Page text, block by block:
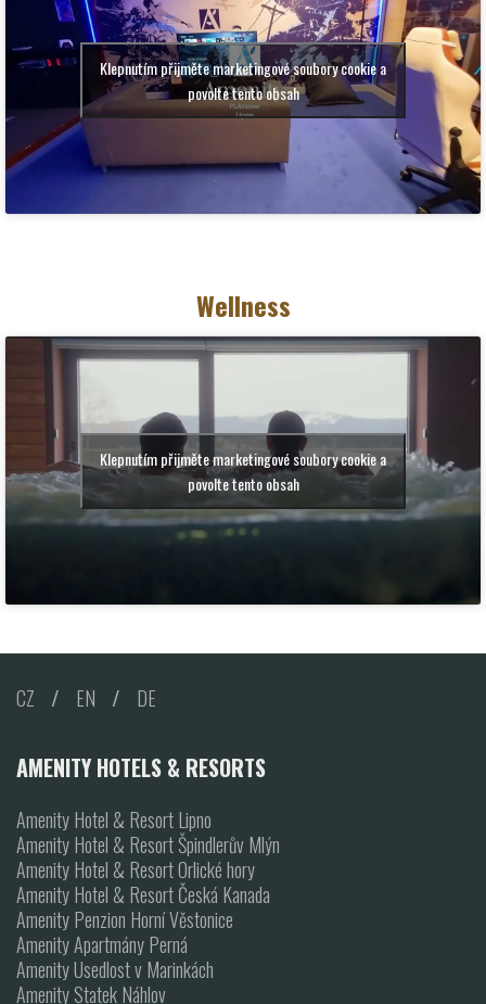
Klepnutím přijměte marketingové soubory cookie a
povolte tento obsah
Wellness
Klepnutím přijměte marketingové soubory cookie a
povolte tento obsah
CZ / EN / DE
AMENITY HOTELS & RESORTS
Amenity Hotel & Resort Lipno
Amenity Hotel & Resort Špindlerův Mlýn
Amenity Hotel & Resort Orlické hory
Amenity Hotel & Resort Česká Kanada
Amenity Penzion Horní Věstonice
Amenity Apartmány Perná
Amenity Usedlost v Marinkách
Amenity Statek Náhlov